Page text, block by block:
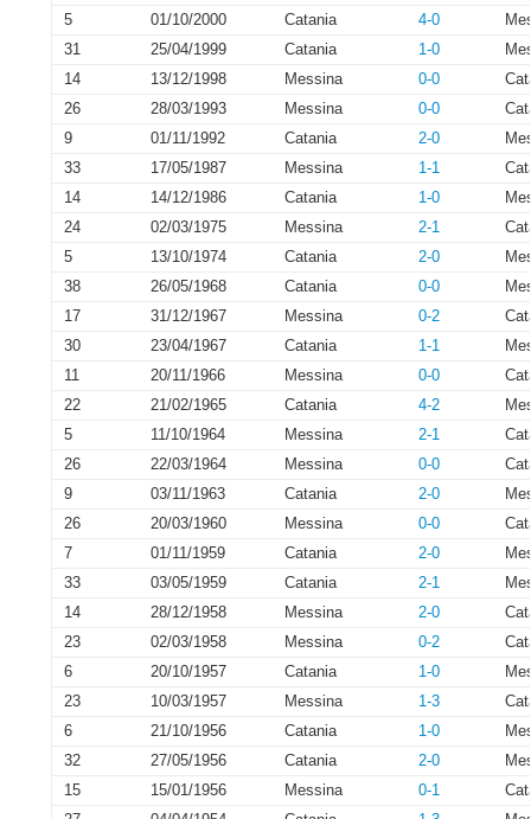
5
01/10/2000 Catania 4-0
31
25/04/1999 Catania 1-0
14
13/12/1998 Messina 0-0
26
28/03/1993 Messina 0-0
9
01/11/1992 Catania 2-0
33
17/05/1987 Messina 1-1
14
14/12/1986 Catania 1-0
24
02/03/1975 Messina 2-1
5
13/10/1974 Catania 2-0
38
26/05/1968 Catania 0-0
17
31/12/1967 Messina 0-2
30
23/04/1967 Catania 1-1
11
20/11/1966 Messina 0-0
22
21/02/1965 Catania 4-2
5
11/10/1964 Messina 2-1
26
22/03/1964 Messina 0-0
9
03/11/1963 Catania 2-0
26
20/03/1960 Messina 0-0
7
01/11/1959 Catania 2-0
33
03/05/1959 Catania 2-1
14
28/12/1958 Messina 2-0
23
02/03/1958 Messina 0-2
6
20/10/1957 Catania 1-0
23
10/03/1957 Messina 1-3
6
21/10/1956 Catania 1-0
32
27/05/1956 Catania 2-0
15
15/01/1956 Messina 0-1